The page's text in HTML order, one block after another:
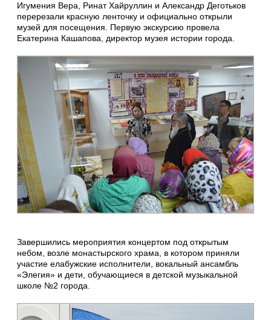
Игумения Вера, Ринат Хайруллин и Александр Деготьков
перерезали красную ленточку и официально открыли
музей для посещения. Первую экскурсию провела
Екатерина Кашапова, директор музея истории города.
Завершились мероприятия концертом под открытым
небом, возле монастырского храма, в котором приняли
участие елабужские исполнители, вокальный ансамбль
«Элегия» и дети, обучающиеся в детской музыкальной
школе №2 города.